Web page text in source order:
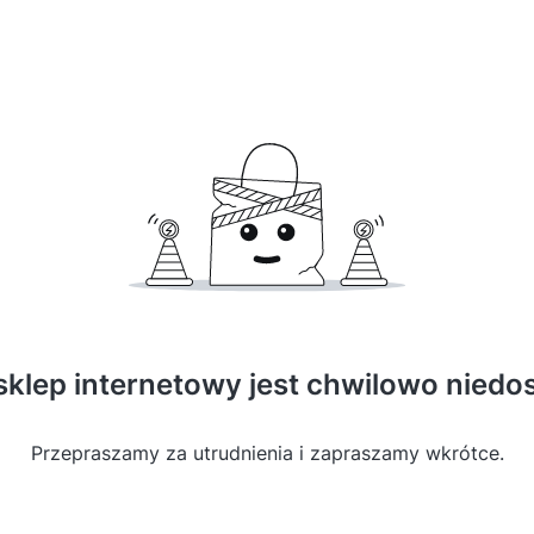
internetowy jest chwilowo
Przepraszamy za utrudnienia i zapraszamy wkrótce.